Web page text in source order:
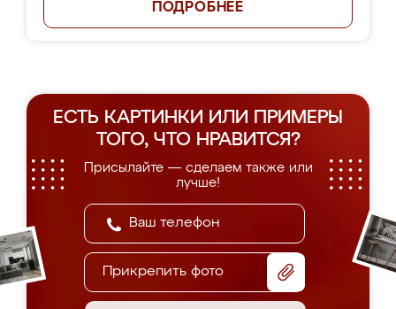
ПОДРОБНЕЕ
ЕСТЬ КАРТИНКИ ИЛИ ПРИМЕРЫ
ТОГО, ЧТО НРАВИТСЯ?
Присылайте — сделаем также или
лучше!
Прикрепить фото